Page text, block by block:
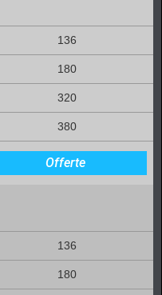
136
180
320
380
Offerte
136
180